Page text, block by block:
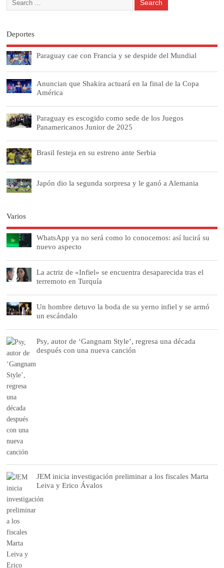
Deportes
Paraguay cae con Francia y se despide del Mundial
Anuncian que Shakira actuará en la final de la Copa
América
Paraguay es escogido como sede de los Juegos
Panamericanos Junior de 2025
Brasil festeja en su estreno ante Serbia
Japón dio la segunda sorpresa y le ganó a Alemania
Varios
WhatsApp ya no será como lo conocemos: así lucirá su
nuevo aspecto
La actriz de «Infiel» se encuentra desaparecida tras el
terremoto en Turquía
Un hombre detuvo la boda de su yerno infiel y se armó
un escándalo
Psy, autor de ‘Gangnam Style’, regresa una década
después con una nueva canción
JEM inicia investigación preliminar a los fiscales Marta
Leiva y Erico Ávalos